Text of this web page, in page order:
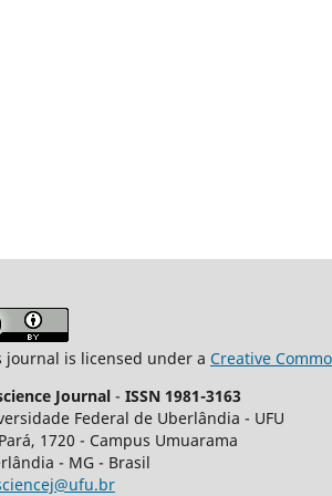
journal is licensed under a Creative
Journal - ISSN 1981-3163
Federal de Uberlândia - UFU
Pará, 1720 - Campus Umuarama
- MG - Brasil